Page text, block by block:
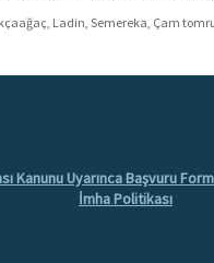
Ladin, Semereka, Çam
Kanunu Uyarınca Başvuru
İmha Politikası